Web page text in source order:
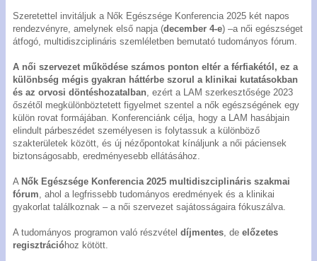
Szeretettel invitáljuk a Nők Egészsége Konferencia 2025 két napos
rendezvényre, amelynek első napja (december 4-e) –a női egészséget
átfogó, multidiszciplináris szemléletben bemutató tudományos fórum.
A női szervezet működése számos ponton eltér a férfiakétól, ez a
különbség mégis gyakran háttérbe szorul a klinikai kutatásokban
és az orvosi döntéshozatalban , ezért a LAM szerkesztősége 2023
őszétől megkülönböztetett figyelmet szentel a nők egészségének egy
külön rovat formájában. Konferenciánk célja, hogy a LAM hasábjain
elindult párbeszédet személyesen is folytassuk a különböző
szakterületek között, és új nézőpontokat kínáljunk a női páciensek
biztonságosabb, eredményesebb ellátásához.
A Nők Egészsége Konferencia 2025 multidiszciplináris szakmai
fórum , ahol a legfrissebb tudományos eredmények és a klinikai
gyakorlat találkoznak – a női szervezet sajátosságaira fókuszálva.
A tudományos programon való részvétel díjmentes , de előzetes
regisztrációhoz kötött.